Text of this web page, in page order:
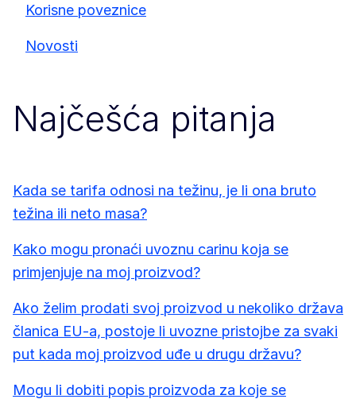
Korisne poveznice
Novosti
Najčešća pitanja
Kada se tarifa odnosi na težinu, je li ona bruto
težina ili neto masa?
Kako mogu pronaći uvoznu carinu koja se
primjenjuje na moj proizvod?
Ako želim prodati svoj proizvod u nekoliko država
članica EU-a, postoje li uvozne pristojbe za svaki
put kada moj proizvod uđe u drugu državu?
Mogu li dobiti popis proizvoda za koje se